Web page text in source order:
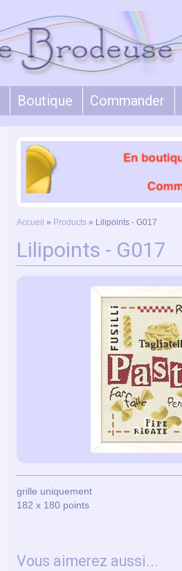
Boutique Commander
Accueil » Products » Lilipoints - G017
Lilipoints - G017
grille uniquement
182 x 180 points
Vous aimerez aussi...